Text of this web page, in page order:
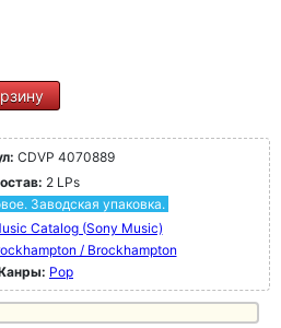
CDVP 4070889
2 LPs
Заводская упаковка.
Catalog (Sony Music)
/ Brockhampton
Pop